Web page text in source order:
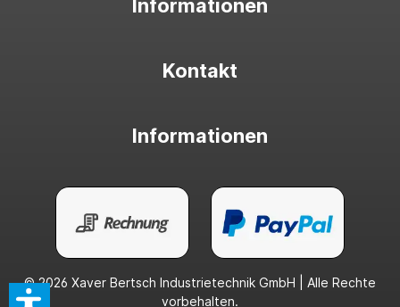
Informationen
Kontakt
Informationen
© 2026 Xaver Bertsch Industrietechnik GmbH | Alle Rechte
vorbehalten.